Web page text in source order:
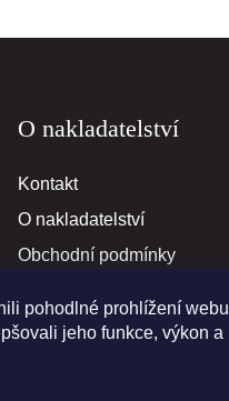
pohodlné prohlížení webu
jeho funkce, výkon a
O nakladatelství
Kontakt
O nakladatelství
Obchodní podmínky